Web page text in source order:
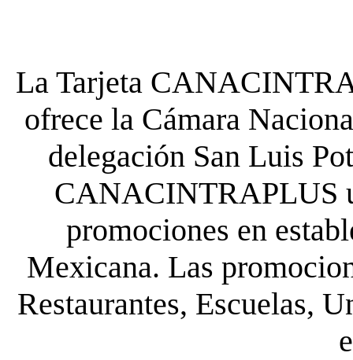
La Tarjeta
ofrece la Cámara
delegación San Luis
CANACINTRAPLUS
promociones en
Mexicana. Las
Restaurantes, Escuelas,